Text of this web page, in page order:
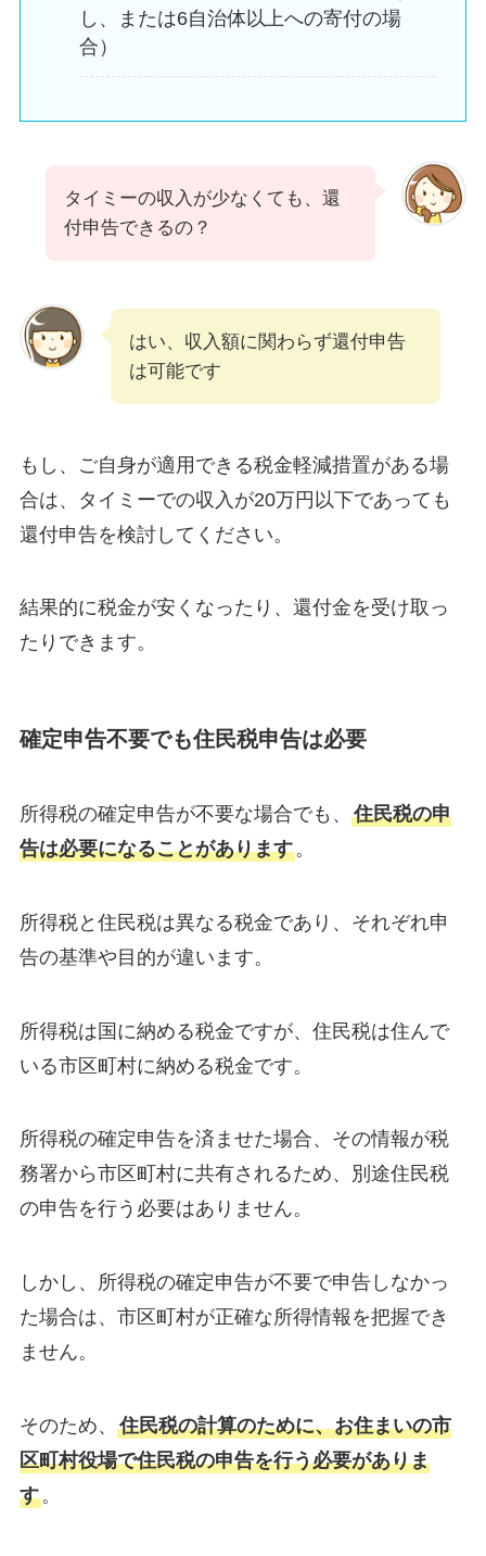
し、または6自治体以上への寄付の場
合）
タイミーの収入が少なくても、還
付申告できるの？
はい、収入額に関わらず還付申告
は可能です
もし、ご自身が適用できる税金軽減措置がある場
合は、タイミーでの収入が20万円以下であっても
還付申告を検討してください。
結果的に税金が安くなったり、還付金を受け取っ
たりできます。
確定申告不要でも住民税申告は必要
所得税の確定申告が不要な場合でも、 住民税の申
告は必要になることがあります。
所得税と住民税は異なる税金であり、それぞれ申
告の基準や目的が違います。
所得税は国に納める税金ですが、住民税は住んで
いる市区町村に納める税金です。
所得税の確定申告を済ませた場合、その情報が税
務署から市区町村に共有されるため、別途住民税
の申告を行う必要はありません。
しかし、所得税の確定申告が不要で申告しなかっ
た場合は、市区町村が正確な所得情報を把握でき
ません。
そのため、 住民税の計算のために、お住まいの市
区町村役場で住民税の申告を行う必要がありま
す。